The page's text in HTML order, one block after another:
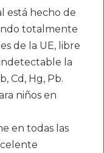
está hecho de
totalmente
de la UE, libre
la
Cd, Hg, Pb.
niños en
en todas las